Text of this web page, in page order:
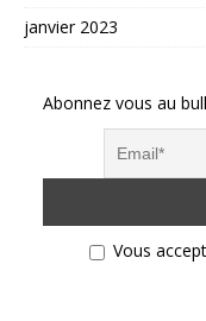
janvier 2023
Abonnez vous au
Vous